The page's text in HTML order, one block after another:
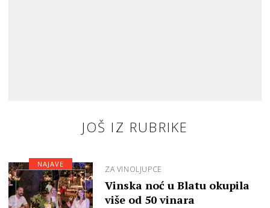
JOŠ IZ RUBRIKE
ZA VINOLJUPCE
Vinska noć u Blatu okupila
više od 50 vinara
NAJAVE